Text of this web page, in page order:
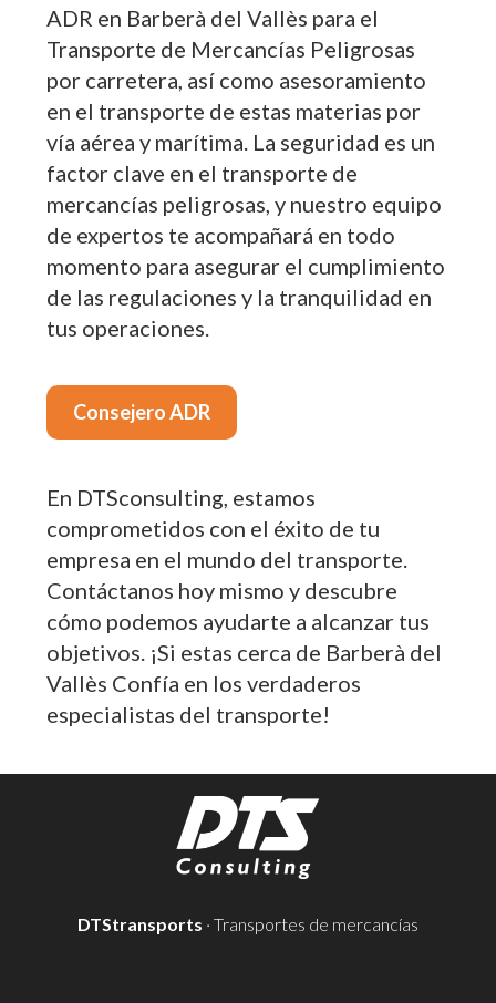
ADR en Barberà del Vallès para el
Transporte de Mercancías Peligrosas
por carretera, así como asesoramiento
en el transporte de estas materias por
vía aérea y marítima. La seguridad es un
factor clave en el transporte de
mercancías peligrosas, y nuestro equipo
de expertos te acompañará en todo
momento para asegurar el cumplimiento
de las regulaciones y la tranquilidad en
tus operaciones.
Consejero ADR
En DTSconsulting, estamos
comprometidos con el éxito de tu
empresa en el mundo del transporte.
Contáctanos hoy mismo y descubre
cómo podemos ayudarte a alcanzar tus
objetivos. ¡Si estas cerca de Barberà del
Vallès Confía en los verdaderos
especialistas del transporte!
DTStransports · Transportes de mercancías